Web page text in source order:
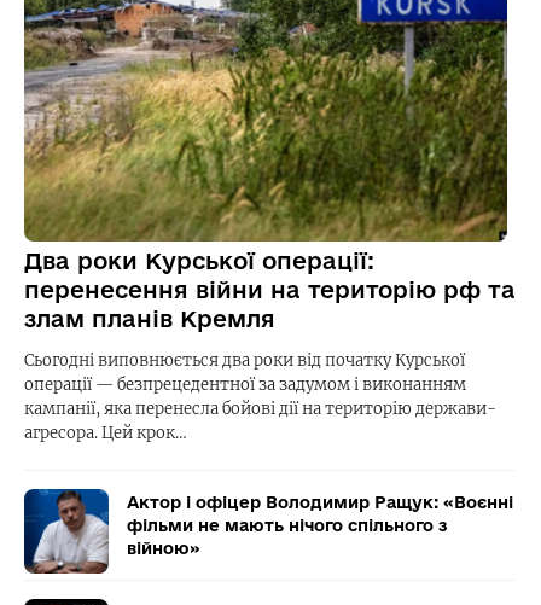
Два роки Курської операції:
перенесення війни на територію рф та
злам планів Кремля
Сьогодні виповнюється два роки від початку Курської
операції — безпрецедентної за задумом і виконанням
кампанії, яка перенесла бойові дії на територію держави-
агресора. Цей крок…
Актор і офіцер Володимир Ращук: «Воєнні
фільми не мають нічого спільного з
війною»